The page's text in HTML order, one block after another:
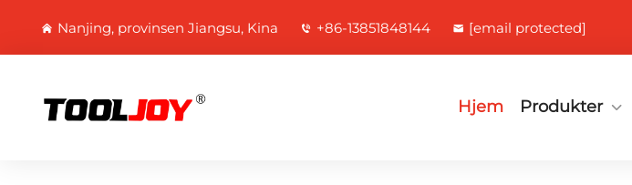
Nanjing, provinsen Jiangsu, Kina +86-13851848144 [email protected]
Hjem Produkter